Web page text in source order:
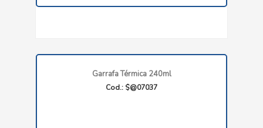
Garrafa Térmica 240ml
Cod.: $@07037